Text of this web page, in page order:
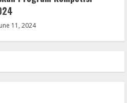
6, 2026
11, 2024